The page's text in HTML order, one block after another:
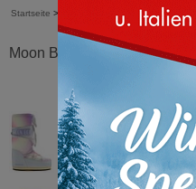
Startseite > Icon Tie Dye
Moon Boot® Icon Tie Dye